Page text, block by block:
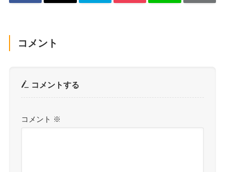
コメント
コメントする
コメント ※